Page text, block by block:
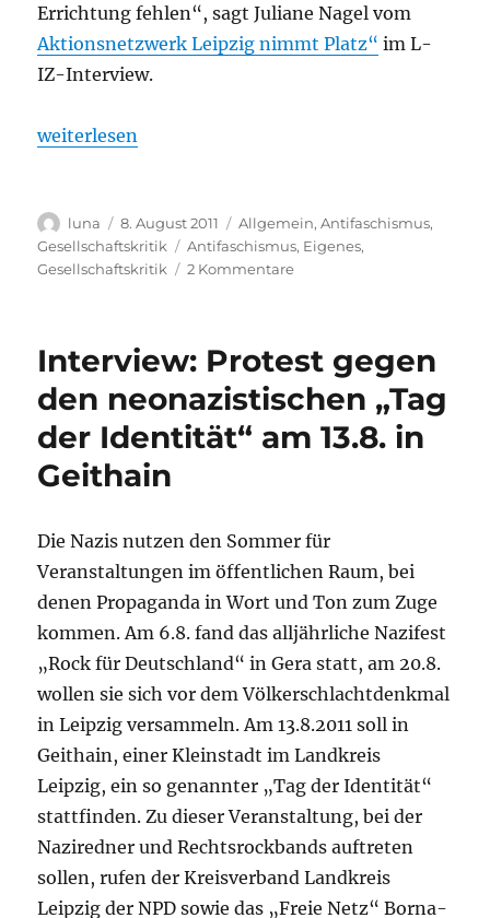
Errichtung fehlen“, sagt Juliane Nagel vom
Aktionsnetzwerk Leipzig nimmt Platz“ im L-
IZ-Interview.
„Das Völkerschlachtdenkmal ist eben kein
weiterlesen
Autor
luna
Veröffentlicht
am
8. August 2011 Kategorien
Allgemein,Antifaschismus,
Gesellschaftskritik
Schlagwörter
Antifaschismus, Eigenes,
Gesellschaftskritik
2 Kommentarezu
eben
„Friedensdenkmal“
Interview: Protest gegen
den neonazistischen „Tag
der Identität“ am 13.8. in
Geithain
Die Nazis nutzen den Sommer für
Veranstaltungen im öffentlichen Raum, bei
denen Propaganda in Wort und Ton zum Zuge
kommen. Am 6.8. fand das alljährliche Nazifest
„Rock für Deutschland“ in Gera statt, am 20.8.
wollen sie sich vor dem Völkerschlachtdenkmal
in Leipzig versammeln. Am 13.8.2011 soll in
Geithain, einer Kleinstadt im Landkreis
Leipzig, ein so genannter „Tag der Identität“
stattfinden. Zu dieser Veranstaltung, bei der
Naziredner und Rechtsrockbands auftreten
sollen, rufen der Kreisverband Landkreis
Leipzig der NPD sowie das „Freie Netz“ Borna-